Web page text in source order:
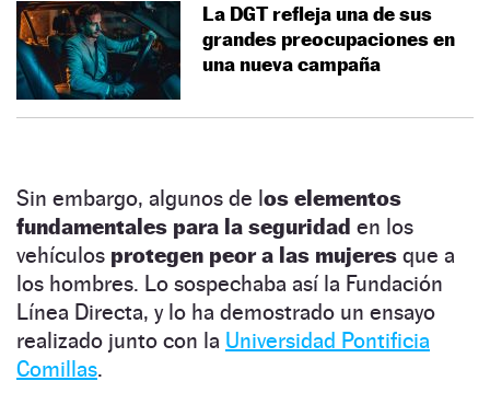
La DGT refleja una de sus
grandes preocupaciones en
una nueva campaña
Sin embargo, algunos de los elementos
fundamentales para la seguridad en los
vehículos protegen peor a las mujeres que a
los hombres. Lo sospechaba así la Fundación
Línea Directa, y lo ha demostrado un ensayo
realizado junto con la Universidad Pontificia
Comillas.